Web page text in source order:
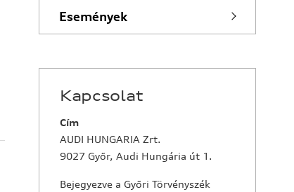
Események
Kapcsolat
Cím
AUDI HUNGARIA Zrt.
9027 Győr, Audi Hungária út 1.
Bejegyezve a Győri Törvényszék